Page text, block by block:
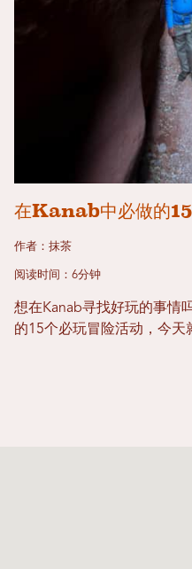
在Kanab中必做的
作者：抹茶
阅读时间：6分钟
想在Kanab寻找好玩的事情
的15个必玩冒险活动，今天